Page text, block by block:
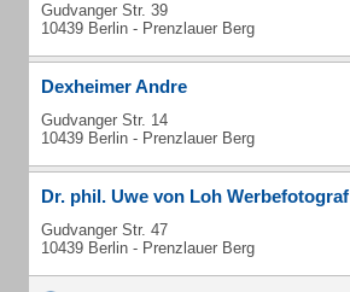
Gudvanger Str. 39
10439 Berlin - Prenzlauer Berg
Dexheimer Andre
Gudvanger Str. 14
10439 Berlin - Prenzlauer Berg
Dr. phil. Uwe von Loh Werbefotograf
Gudvanger Str. 47
10439 Berlin - Prenzlauer Berg